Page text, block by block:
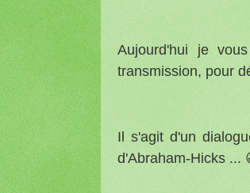
Aujourd'hui je
transmission, pour
Il s'agit d'un
d'Abraham-Hicks ...